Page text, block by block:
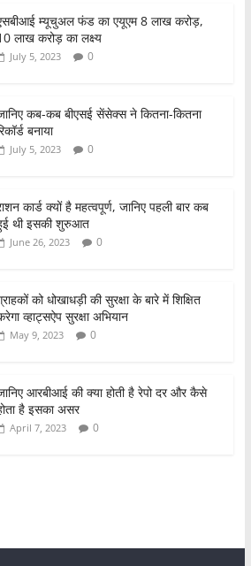
म्यूचुअल फंड का एयूएम 8 लाख करोड़,
लाख करोड़ का लक्ष्य
July 5, 2023 0
कब-कब बीएसई सेंसेक्स ने कितना-कितना
बनाया
July 5, 2023 0
कार्ड क्यों है महत्वपूर्ण, जानिए पहली बार कब
थी इसकी शुरुआत
June 26, 2023 0
को धोखाधड़ी की सुरक्षा के बारे में शिक्षित
व्हाट्सऐप सुरक्षा अभियान
May 9, 2023 0
आरबीआई की क्या होती है रेपो दर और कैसे
है इसका असर
April 7, 2023 0